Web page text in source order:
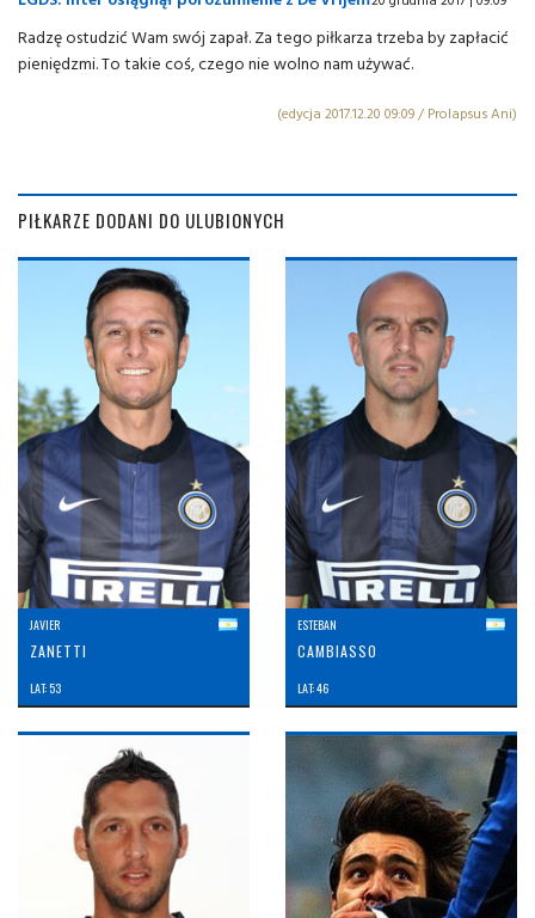
Radzę ostudzić Wam swój zapał. Za tego piłkarza trzeba by zapłacić
pieniędzmi. To takie coś, czego nie wolno nam używać.
(edycja 2017.12.20 09:09 / Prolapsus Ani)
PIŁKARZE DODANI DO ULUBIONYCH
JAVIER
ZANETTI
LAT: 53
ESTEBAN
CAMBIASSO
LAT: 46